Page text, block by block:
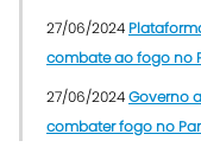
27/06/2024
combate ao fogo no
27/06/2024Governo
combater fogo no